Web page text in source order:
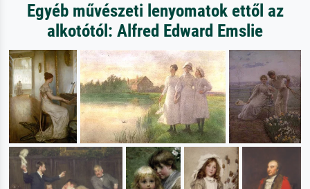
Egyéb művészeti lenyomatok ettől az
alkotótól: Alfred Edward Emslie